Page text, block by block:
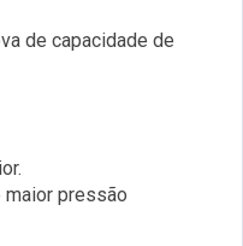
de capacidade de
pressão